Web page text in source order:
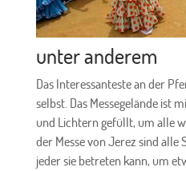
unter anderem
Das Interessanteste an der
selbst. Das Messegelände ist
und Lichtern gefüllt, um alle
der Messe von Jerez sind alle
jeder sie betreten kann, um